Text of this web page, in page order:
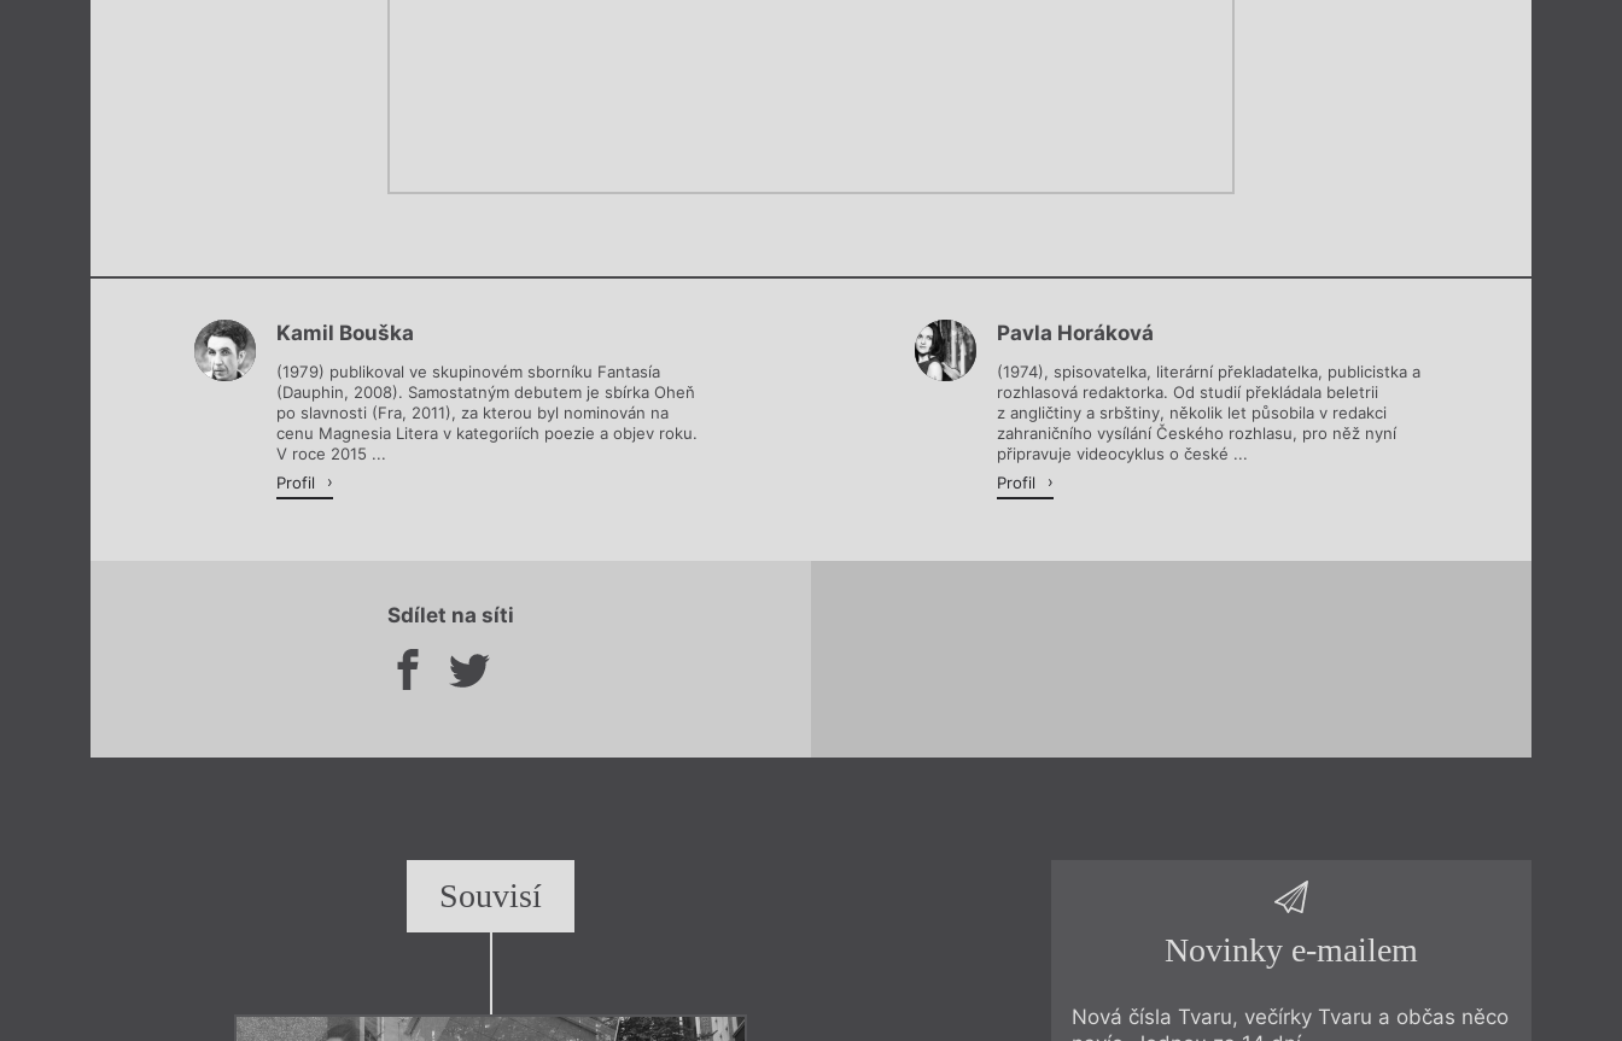
Chviličku.
Kamil Bouška
(1979) publikoval ve skupinovém sborníku Fantasía
(Dauphin, 2008). Samostatným debutem je sbírka Oheň
po slavnosti (Fra, 2011), za kterou byl nominován na
cenu Magnesia Litera v kategoriích poezie a objev roku.
V roce 2015 ...
Profil
Pavla Horáková
(1974), spisovatelka, literární překladatelka, publicistka a
rozhlasová redaktorka. Od studií překládala beletrii
z angličtiny a srbštiny, několik let působila v redakci
zahraničního vysílání Českého rozhlasu, pro něž nyní
připravuje videocyklus o české ...
Profil
Sdílet na síti
Souvisí
Novinky e-mailem
Nová čísla Tvaru, večírky Tvaru a občas něco